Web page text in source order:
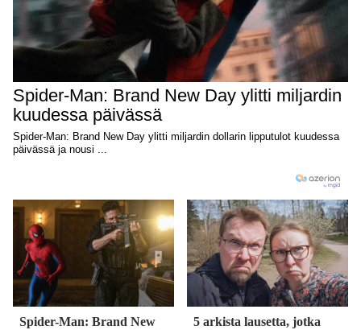
Spider-Man: Brand New
5 arkista lausetta, jotka